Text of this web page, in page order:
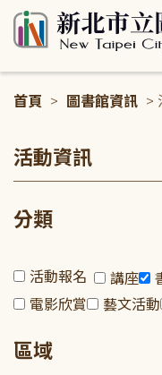
首頁 > 圖書館資訊 >
活動資訊
分類
活動報名 講座
電影欣賞
藝文活動
區域